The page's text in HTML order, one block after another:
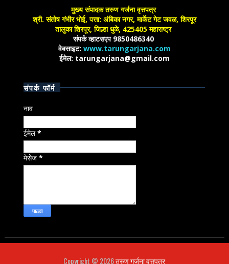
मुख्य संपादक तरुण गर्जना वृत्तपत्र
श्री. संतोष गंभीर भोई, पत्ता: अंबिका नगर, मार्केट गेट जवळ, शिरपूर
तालुका शिरपूर, जिल्हा धुळे, 425405 महाराष्ट्र
संपर्क व्हाटसएप 9850486340
वेबसाइट: www.tarungarjana.com
ईमेल: tarungarjana@gmail.com
संपर्क फॉर्म
नाव
ईमेल*
मेसेज*
Copyright © 2026तरुण गर्जना वृत्तपत्र